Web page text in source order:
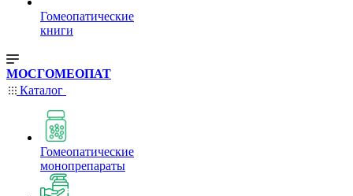
Гомеопатические
книги
МОСГОМЕОПАТ
Каталог
Гомеопатические
монопрепараты